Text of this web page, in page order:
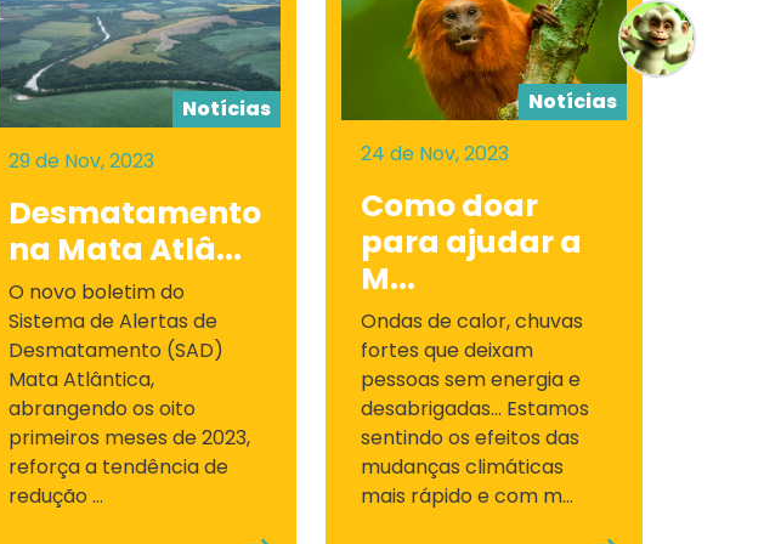
Notícias
29 de Nov, 2023
Desmatamento
na Mata Atlâ...
O novo boletim do
Sistema de Alertas de
Desmatamento (SAD)
Mata Atlântica,
abrangendo os oito
primeiros meses de 2023,
reforça a tendência de
redução ...
Notícias
24 de Nov, 2023
Como doar
para ajudar a
M...
Ondas de calor, chuvas
fortes que deixam
pessoas sem energia e
desabrigadas... Estamos
sentindo os efeitos das
mudanças climáticas
mais rápido e com m...